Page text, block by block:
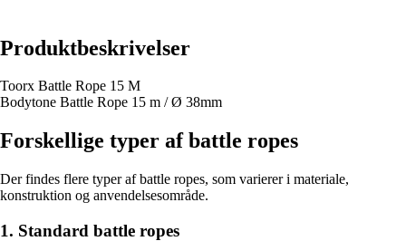
Produktbeskrivelser
Toorx Battle Rope 15 M
Bodytone Battle Rope 15 m / Ø 38mm
Forskellige typer af battle ropes
Der findes flere typer af battle ropes, som varierer i materiale,
konstruktion og anvendelsesområde.
1. Standard battle ropes